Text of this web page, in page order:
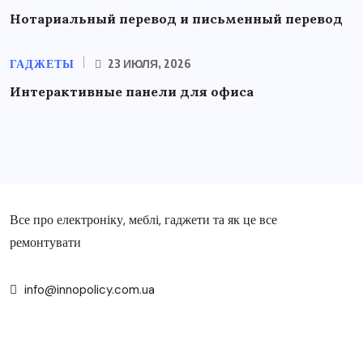
Нотариальный перевод и письменный перевод
ГАДЖЕТЫ 23 ИЮЛЯ, 2026
Интерактивные панели для офиса
Все про електроніку, меблі, гаджети та як це все
ремонтувати
info@innopolicy.com.ua